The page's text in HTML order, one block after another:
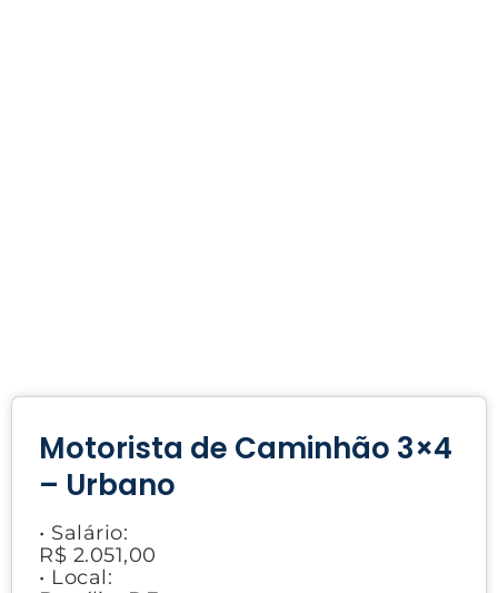
Motorista de Caminhão 3×4
– Urbano
• Salário:
R$ 2.051,00
• Local: